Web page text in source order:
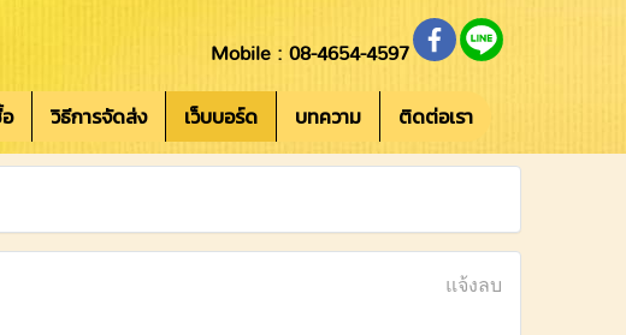
Mobile : 08-4654-4597
วิธีการจัดส่ง เว็บบอร์ด บทความ ติดต่อเรา
แจ้งลบ